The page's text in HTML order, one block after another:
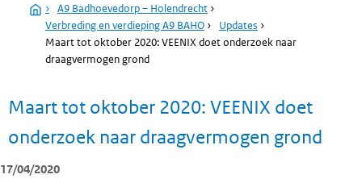
Home
› A9 Badhoevedorp – Holendrecht ›
Verbreding en verdieping A9 BAHO › Updates ›
Maart tot oktober 2020: VEENIX doet onderzoek naar
draagvermogen grond
Maart tot oktober 2020: VEENIX doet
onderzoek naar draagvermogen grond
17/04/2020